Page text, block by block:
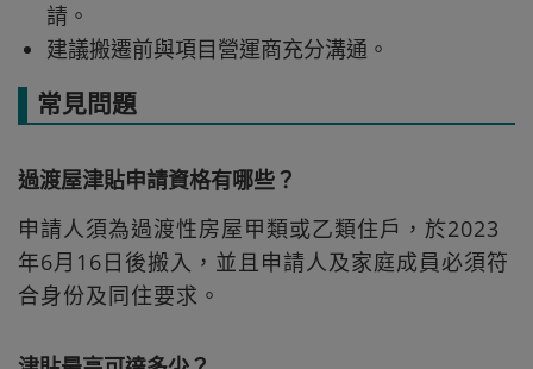
請。
建議搬遷前與項目營運商充分溝通。
常見問題
過渡屋津貼申請資格有哪些？
申請人須為過渡性房屋甲類或乙類住戶，於2023
年6月16日後搬入，並且申請人及家庭成員必須符
合身份及同住要求。